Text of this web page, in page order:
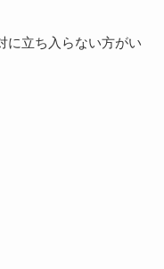
に立ち入らない方がい